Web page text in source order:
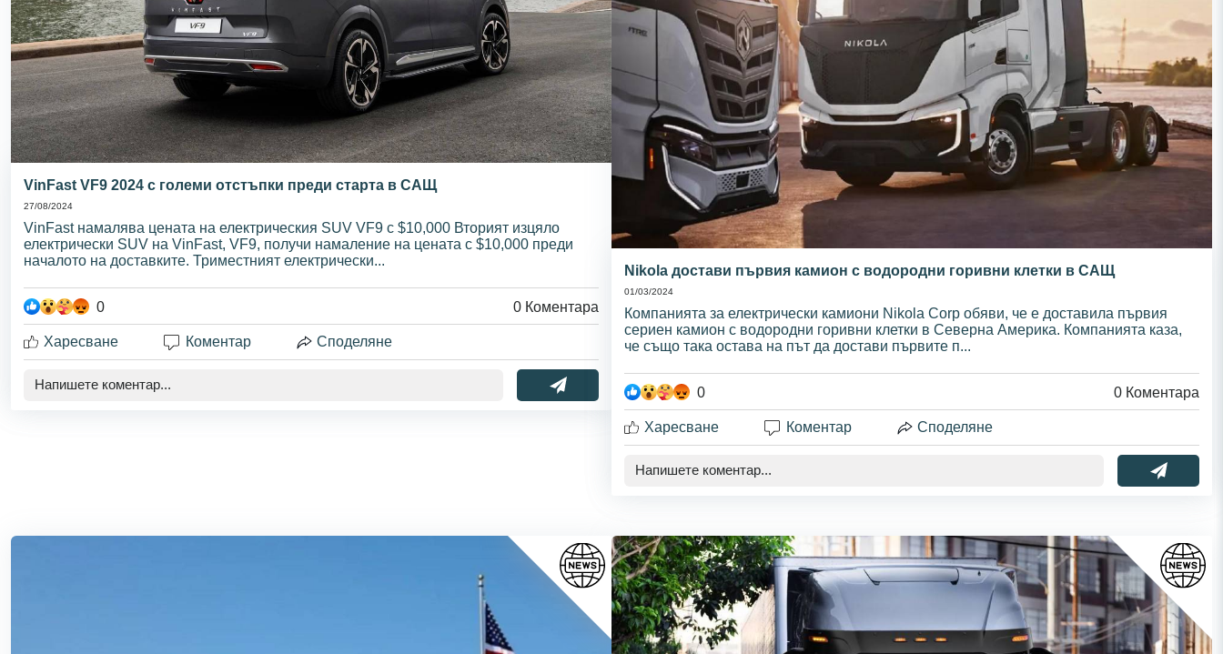
VinFast VF9 2024 с големи отстъпки преди старта в САЩ
27/08/2024
VinFast намалява цената на електрическия SUV VF9 с $10,000 Вторият изцяло
електрически SUV на VinFast, VF9, получи намаление на цената с $10,000 преди
началото на доставките. Триместният електрически...
0 0 Коментара
Харесване Коментар Споделяне
Nikola достави първия камион с водородни горивни клетки в САЩ
01/03/2024
Компанията за електрически камиони Nikola Corp обяви, че е доставила първия
сериен камион с водородни горивни клетки в Северна Америка. Компанията каза,
че също така остава на път да достави първите п...
0 0 Коментара
Харесване Коментар Споделяне